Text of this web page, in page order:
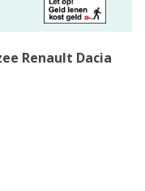
Renault Dacia